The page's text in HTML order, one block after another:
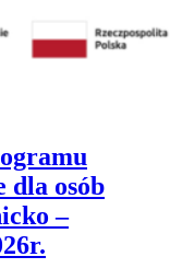
dla osób
–